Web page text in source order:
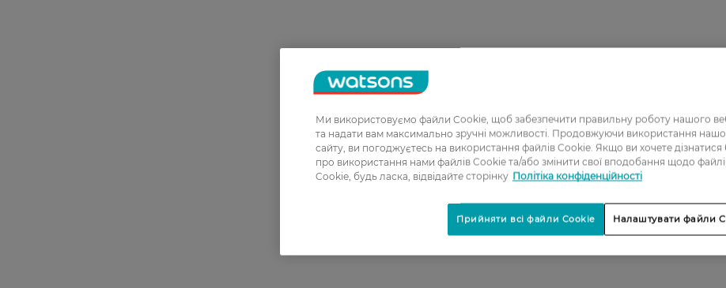
Ми використовуємо файли Cookie, щоб забезпечити правильну роботу нашого
та надати вам максимально зручні можливості. Продовжуючи використання
сайту, ви погоджуєтесь на використання файлів Cookie. Якщо ви хочете дізнатися
про використання нами файлів Cookie та/або змінити свої вподобання щодо
Cookie, будь ласка, відвідайте сторінку Політіка конфіденційності
Налаштувати файли
Прийняти всі файли Cookie